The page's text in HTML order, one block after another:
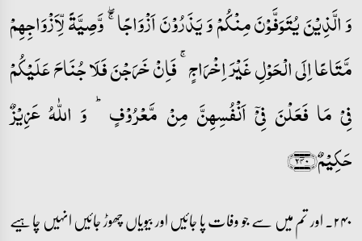
وَ الَّذِیۡنَ یُتَوَفَّوۡنَ مِنۡکُمۡ وَ یَذَرُوۡنَ اَزۡوَاجًا ۚۖ وَّصِیَّۃً لِّاَزۡوَاجِہِمۡ
مَّتَاعًا اِلَی الۡحَوۡلِ غَیۡرَ اِخۡرَاجٍ ۚ فَاِنۡ خَرَجۡنَ فَلَا جُنَاحَ عَلَیۡکُمۡ
فِیۡ مَا فَعَلۡنَ فِیۡۤ اَنۡفُسِہِنَّ مِنۡ مَّعۡرُوۡفٍ ؕ وَ اللّٰہُ عَزِیۡزٌ
حَکِیۡمٌ﴿۲۴۰﴾
۲۴۰۔ اور تم میں سے جو وفات پا جائیں اور بیویاں چھوڑ جائیں انہیں چاہیے